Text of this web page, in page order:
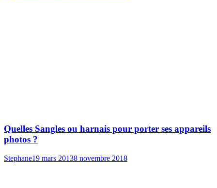
Quelles Sangles ou harnais pour porter ses appareils
photos ?
Stephane19 mars 20138 novembre 2018